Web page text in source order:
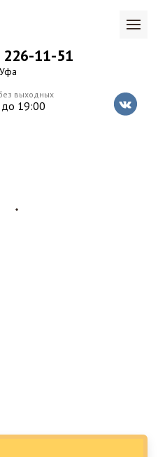
выходных
19:00
226-11-51